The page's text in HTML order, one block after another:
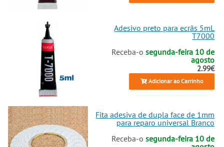
Adesivo preto para ecrãs 5mL
T7000
Receba-osegunda-feira 10 de
agosto
2.99€
Adicionar ao Carrinho
Fita adesiva de dupla face de 1mm
para reparo universal Branco
Receba-osegunda-feira 10 de